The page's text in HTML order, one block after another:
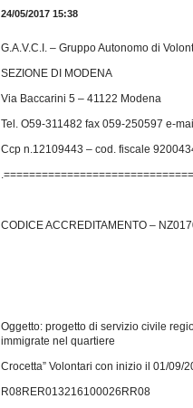
24/05/2017 15:38
G.A.V.C.I. – Gruppo Autonomo di
SEZIONE DI MODENA
Via Baccarini 5 – 41122 Modena
Tel. O59-311482 fax 059-250597 e-
Ccp n.12109443 – cod. fiscale
CODICE ACCREDITAMENTO –
Oggetto: progetto di servizio civile
immigrate nel quartiere
Crocetta” Volontari con inizio il 01/09/
R08RER013216100026RR08